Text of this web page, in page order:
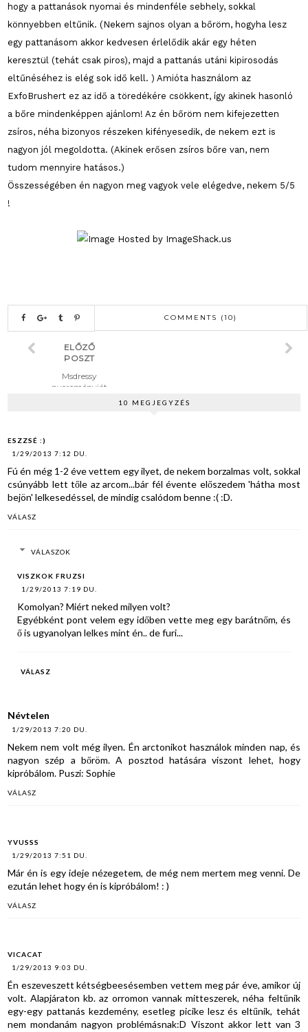
hogy a pattanások nyomai és mindenféle sebhely, sokkal
könnyebben eltűnik. (Nekem sajnos olyan a bőröm, hogyha lesz
egy pattanásom akkor kedvesen érlelődik akár egy héten
keresztül (tehát csak piros), majd a pattanás utáni kipirosodás
eltűnéséhez is elég sok idő kell. ) Amióta használom az
ExfoBrushert ez az idő a töredékére csökkent, így akinek hasonló
a bőre mindenképpen ajánlom! Az én bőröm nem kifejezetten
zsíros, néha bizonyos részeken kifényesedik, de nekem ezt is
nagyon jól megoldotta. (Akinek erősen zsíros bőre van, nem
tudom mennyire hatásos.)
Összességében én nagyon meg vagyok vele elégedve, nekem 5/5
!
COMMENTS (10)
ELŐZŐ
POSZT
Msdressy
nyereményját
10 MEGJEGYZÉS
ESZZSÉ :)
1/29/2013 7:12 DU.
Fú én még 1-2 éve vettem egy ilyet, de nekem borzalmas volt, sokkal
csúnyább lett tőle az arcom...bár fél évente előszedem 'hátha most
bejön' lelkesedéssel, de mindig csalódom benne :( :D.
VÁLASZ
VÁLASZOK
VISZKOK FRUZSI
1/29/2013 7:19 DU.
Komolyan? Miért neked milyen volt?
Egyébként pont velem egy időben vette meg egy barátnőm, és
ő is ugyanolyan lelkes mint én.. de furi...
VÁLASZ
Névtelen
1/29/2013 7:20 DU.
Nekem nem volt még ilyen. Én arctonikot használok minden nap, és
nagyon szép a bőröm. A posztod hatására viszont lehet, hogy
kipróbálom. Puszi: Sophie
VÁLASZ
YVUSSS
1/29/2013 7:51 DU.
Már én is egy ideje nézegetem, de még nem mertem meg venni. De
ezután lehet hogy én is kipróbálom! : )
VÁLASZ
VICACAT
1/29/2013 9:03 DU.
Én eszeveszett kétségbeesésemben vettem meg pár éve, amikor új
volt. Alapjáraton kb. az orromon vannak mitteszerek, néha feltűnik
egy-egy pattanás kezdemény, esetleg picike lesz és eltűnik, tehát
nem mondanám nagyon problémásnak:D Viszont akkor lett van 3